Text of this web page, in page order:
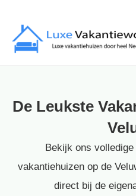
De Leukste
Bekijk ons
vakantiehuizen op de
direct bij de